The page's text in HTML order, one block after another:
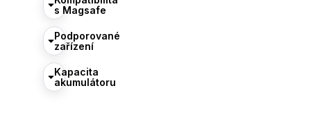
s Magsafe
Podporované
zařízení
Kapacita
akumulátoru